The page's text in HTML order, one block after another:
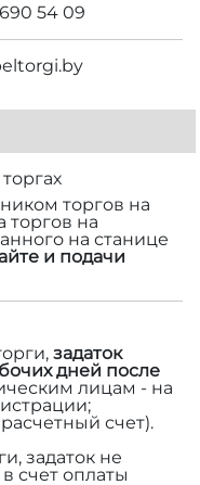
54 09
торгов на
торгов на
на станице
и подачи
задаток
дней после
лицам - на
счет).
задаток не
счет оплаты